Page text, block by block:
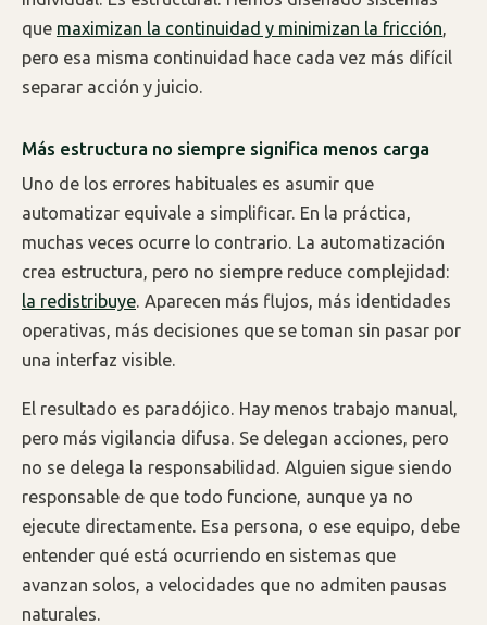
que maximizan la continuidad y minimizan la fricción
pero esa misma continuidad hace cada vez más difícil
separar acción y juicio.
Más estructura no siempre significa menos carga
Uno de los errores habituales es asumir que
automatizar equivale a simplificar. En la práctica,
muchas veces ocurre lo contrario. La automatización
crea estructura, pero no siempre reduce complejidad:
la redistribuye. Aparecen más flujos, más identidades
operativas, más decisiones que se toman sin pasar por
una interfaz visible.
El resultado es paradójico. Hay menos trabajo manual,
pero más vigilancia difusa. Se delegan acciones, pero
no se delega la responsabilidad. Alguien sigue siendo
responsable de que todo funcione, aunque ya no
ejecute directamente. Esa persona, o ese equipo, debe
entender qué está ocurriendo en sistemas que
avanzan solos, a velocidades que no admiten pausas
naturales.